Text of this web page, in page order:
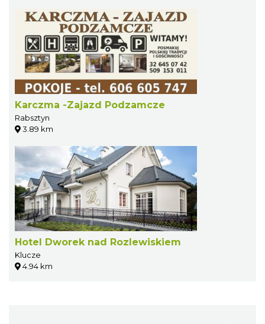
Karczma -Zajazd Podzamcze
Rabsztyn
3.89 km
Hotel Dworek nad Rozlewiskiem
Klucze
4.94 km